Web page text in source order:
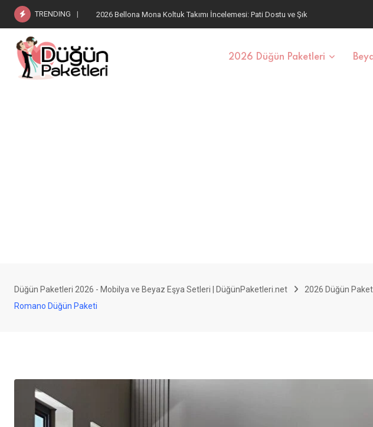
TRENDING 2026 Bellona Estella Koltuk Takımı: Pati Dostu Kumaş ve Fiyatlar
2026 Düğün Paketleri
Düğün Paketleri 2026 - Mobilya ve Beyaz Eşya Setleri | DüğünPaketleri.net 2026 Düğün
Romano Düğün Paketi